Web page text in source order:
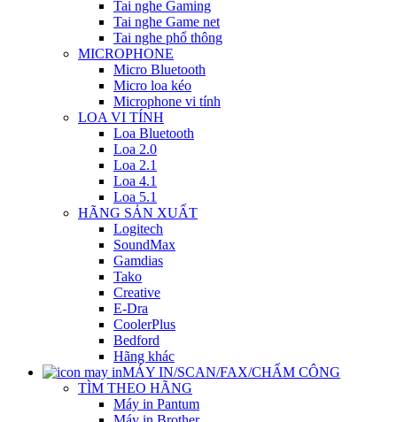
Tai nghe Gaming
Tai nghe Game net
Tai nghe phổ thông
MICROPHONE
Micro Bluetooth
Micro loa kéo
Microphone vi tính
LOA VI TÍNH
Loa Bluetooth
Loa 2.0
Loa 2.1
Loa 4.1
Loa 5.1
HÃNG SẢN XUẤT
Logitech
SoundMax
Gamdias
Tako
Creative
E-Dra
CoolerPlus
Bedford
Hãng khác
MÁY IN/SCAN/FAX/CHẤM CÔNG
TÌM THEO HÃNG
Máy in Pantum